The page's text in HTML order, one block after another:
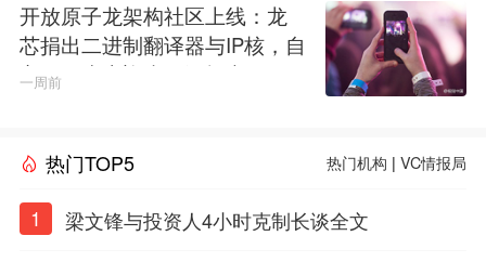
开放原子龙架构社区上线：龙
芯捐出二进制翻译器与IP核，自
主CPU生态迎来开源拐点
一周前
热门TOP5 热门机构 |VC情报局
1 梁文锋与投资人4小时克制长谈全文